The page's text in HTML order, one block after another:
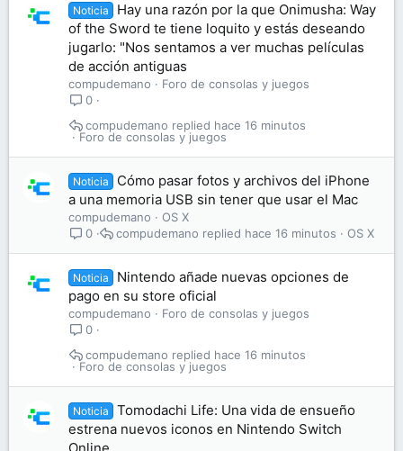
Noticia
Hay una razón por la que Onimusha: Way
of the Sword te tiene loquito y estás deseando
jugarlo: "Nos sentamos a ver muchas películas
de acción antiguas
compudemano
Foro de consolas y juegos
0
Foro de consolas y juegos
hace 16 minutos
compudemano
Noticia
Cómo pasar fotos y archivos del iPhone
a una memoria USB sin tener que usar el Mac
compudemano
OS X
0
OS X
hace 16 minutos
compudemano
Noticia
Nintendo añade nuevas opciones de
pago en su store oficial
compudemano
Foro de consolas y juegos
0
Foro de consolas y juegos
hace 16 minutos
compudemano
Noticia
Tomodachi Life: Una vida de ensueño
estrena nuevos iconos en Nintendo Switch